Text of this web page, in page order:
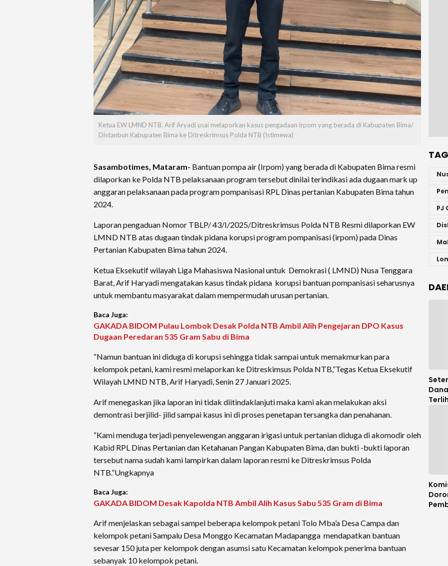
Ketua EW LMND NTB, Arif Aryadi usai melaporkan kasus pengadaan irpom yang berada di Kabupaten Bima/
Distanbun Kabupaten Bima ke Ditreskrimsus Polda NTB (Istimewa)
Sasambotimes, Mataram- Bantuan pompa air (Irpom) yang berada di Kabupaten Bima resmi
dilaporkan ke Polda NTB pelaksanaan program tersebut dinilai terindikasi ada dugaan mark up
anggaran pelaksanaan pada program pompanisasi RPL Dinas pertanian Kabupaten Bima tahun
2024.
Laporan pengaduan Nomor TBLP/ 43/I/2025/Ditreskrimsus Polda NTB Resmi dilaporkan EW
LMND NTB atas dugaan tindak pidana korupsi program pompanisasi (irpom) pada Dinas
Pertanian Kabupaten Bima tahun 2024.
Ketua Eksekutif wilayah Liga Mahasiswa Nasional untuk Demokrasi ( LMND) Nusa Tenggara
Barat, Arif Haryadi mengatakan kasus tindak pidana korupsi bantuan pompanisasi seharusnya
untuk membantu masyarakat dalam mempermudah urusan pertanian.
Baca Juga:
GAKADA BIDOM Pulau Lombok Desak Polda NTB Ambil Alih Pengejaran DPO Kasus
Dugaan Peredaran 535 Gram Sabu di Bima
“Namun bantuan ini diduga di korupsi sehingga tidak sampai untuk memakmurkan para
kelompok petani, kami resmi melaporkan ke Ditreskimsus Polda NTB,”Tegas Ketua Eksekutif
Wilayah LMND NTB, Arif Haryadi, Senin 27 Januari 2025.
Arif menegaskan jika laporan ini tidak diitindaklanjuti maka kami akan melakukan aksi
demontrasi berjilid- jilid sampai kasus ini di proses penetapan tersangka dan penahanan.
“Kami menduga terjadi penyelewengan anggaran irigasi untuk pertanian diduga di akomodir oleh
Kabid RPL Dinas Pertanian dan Ketahanan Pangan Kabupaten Bima, dan bukti -bukti laporan
tersebut nama sudah kami lampirkan dalam laporan resmi ke Ditreskrimsus Polda
NTB.”Ungkapnya
Baca Juga:
GAKADA BIDOM Desak Kapolda NTB Ambil Alih Kasus Sabu 535 Gram di Bima
Arif menjelaskan sebagai sampel beberapa kelompok petani Tolo Mba’a Desa Campa dan
kelompok petani Sampalu Desa Monggo Kecamatan Madapangga mendapatkan bantuan
sevesar 150 juta per kelompok dengan asumsi satu Kecamatan kelompok penerima bantuan
sebanyak 10 kelompok petani.
PJ